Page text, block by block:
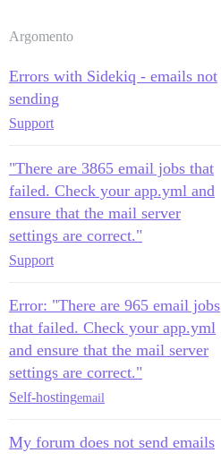
Argomento
Errors with Sidekiq - emails not
sending
Support
"There are 3865 email jobs that
failed. Check your app.yml and
ensure that the mail server
settings are correct."
Support
Error: "There are 965 email jobs
that failed. Check your app.yml
and ensure that the mail server
settings are correct."
Self-hostingemail
My forum does not send emails